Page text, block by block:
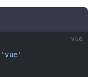
vue
'vue'